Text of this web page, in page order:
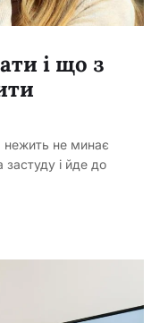
і що з
нежить не минає
і йде до